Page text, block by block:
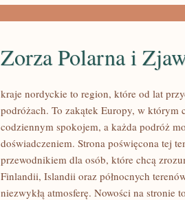
Zorza Polarna i
kraje nordyckie to region, które od lat
podróżach. To zakątek Europy, w którym
codziennym spokojem, a każda podróż
doświadczeniem. Strona poświęcona tej
przewodnikiem dla osób, które chcą
Finlandii, Islandii oraz północnych
niezwykłą atmosferę. Nowości na stronie